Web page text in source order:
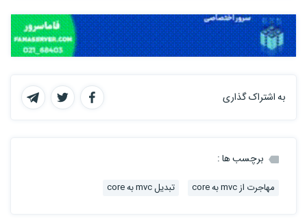
به اشتراک گذاری
برچسب ها :
مهاجرت از mvc به core تبدیل mvc به core